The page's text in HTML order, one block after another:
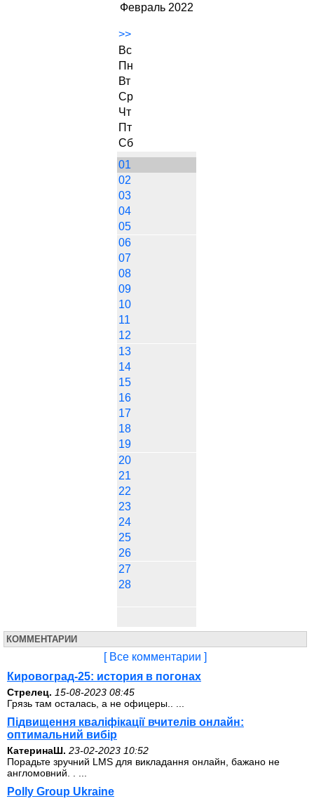
Февраль 2022
>>
Вс
Пн
Вт
Ср
Чт
Пт
Сб
01
02
03
04
05
06
07
08
09
10
11
12
13
14
15
16
17
18
19
20
21
22
23
24
25
26
27
28
КОММЕНТАРИИ
[ Все комментарии ]
Кировоград-25: история в погонах
Стрелец. 15-08-2023 08:45
Грязь там осталась, а не офицеры.. ...
Підвищення кваліфікації вчителів онлайн:
оптимальний вибір
КатеринаШ. 23-02-2023 10:52
Порадьте зручний LMS для викладання онлайн, бажано не
англомовний. . ...
Polly Group Ukraine